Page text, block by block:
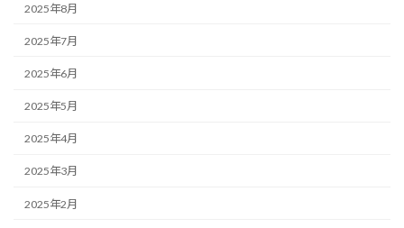
2025年8月
2025年7月
2025年6月
2025年5月
2025年4月
2025年3月
2025年2月